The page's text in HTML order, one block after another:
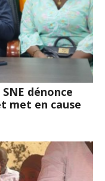
dénonce
met en cause